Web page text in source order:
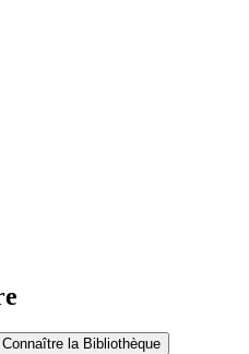
Connaître la Bibliothèque